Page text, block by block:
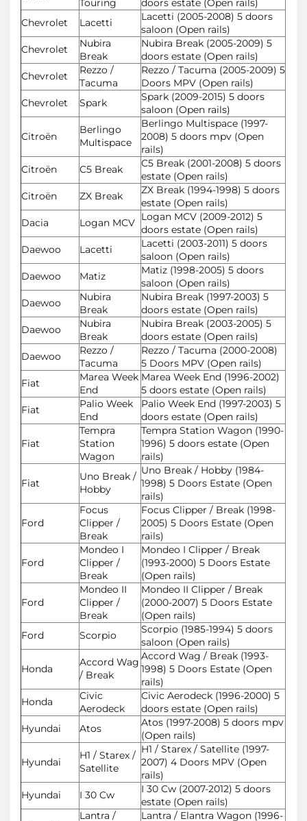
Touring
doors estate (Open rails)
Chevrolet
Lacetti
Lacetti (2005-2008) 5 doors
saloon (Open rails)
Chevrolet
Nubira
Break
Nubira Break (2005-2009) 5
doors estate (Open rails)
Chevrolet
Rezzo /
Tacuma
Rezzo / Tacuma (2005-2009) 5
Doors MPV (Open rails)
Chevrolet
Spark
Spark (2009-2015) 5 doors
saloon (Open rails)
Citroën
Berlingo
Multispace
Berlingo Multispace (1997-
2008) 5 doors mpv (Open
rails)
Citroën
C5 Break
C5 Break (2001-2008) 5 doors
estate (Open rails)
Citroën
ZX Break
ZX Break (1994-1998) 5 doors
estate (Open rails)
Dacia
Logan MCV Logan MCV (2009-2012) 5
doors estate (Open rails)
Daewoo
Lacetti
Lacetti (2003-2011) 5 doors
saloon (Open rails)
Daewoo
Matiz
Matiz (1998-2005) 5 doors
saloon (Open rails)
Daewoo
Nubira
Break
Nubira Break (1997-2003) 5
doors estate (Open rails)
Daewoo
Nubira
Break
Nubira Break (2003-2005) 5
doors estate (Open rails)
Daewoo
Rezzo /
Tacuma
Rezzo / Tacuma (2000-2008)
5 Doors MPV (Open rails)
Fiat
Marea Week
End
Marea Week End (1996-2002)
5 doors estate (Open rails)
Fiat
Palio Week
End
Palio Week End (1997-2003) 5
doors estate (Open rails)
Fiat
Tempra
Station
Wagon
Tempra Station Wagon (1990-
1996) 5 doors estate (Open
rails)
Fiat
Uno Break /
Hobby
Uno Break / Hobby (1984-
1998) 5 Doors Estate (Open
rails)
Ford
Focus
Clipper /
Break
Focus Clipper / Break (1998-
2005) 5 Doors Estate (Open
rails)
Ford
Mondeo I
Clipper /
Break
Mondeo I Clipper / Break
(1993-2000) 5 Doors Estate
(Open rails)
Ford
Mondeo II
Clipper /
Break
Mondeo II Clipper / Break
(2000-2007) 5 Doors Estate
(Open rails)
Ford
Scorpio
Scorpio (1985-1994) 5 doors
saloon (Open rails)
Honda
Accord Wag
/ Break
Accord Wag / Break (1993-
1998) 5 Doors Estate (Open
rails)
Honda
Civic
Aerodeck
Civic Aerodeck (1996-2000) 5
doors estate (Open rails)
Hyundai
Atos
Atos (1997-2008) 5 doors mpv
(Open rails)
Hyundai
H1 / Starex /
Satellite
H1 / Starex / Satellite (1997-
2007) 4 Doors MPV (Open
rails)
Hyundai
I 30 Cw
I 30 Cw (2007-2012) 5 doors
estate (Open rails)
Lantra /
Lantra / Elantra Wagon (1996-